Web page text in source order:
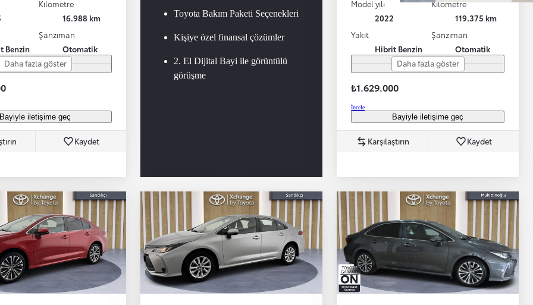
Kilometre
16.988 km
Benzin
Şanzıman
Otomatik
Daha fazla göster
Bayiyle iletişime geç
Kaydet
Toyota Bakım Paketi Seçenekleri
Kişiye özel finansal çözümler
2. El Dijital Bayi ile görüntülü
görüşme
Model yılı
2022
Kilometre
119.375 km
Yakıt
Hibrit Benzin
Şanzıman
Otomatik
Daha fazla göster
₺1.629.000
İncele
Bayiyle iletişime geç
Karşılaştırın Kaydet